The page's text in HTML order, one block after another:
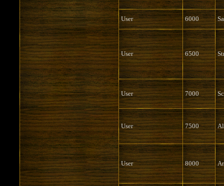
User 6000
User 6500
User 7000
User 7500
User 8000